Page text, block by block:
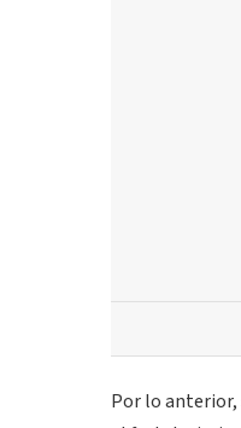
Por lo anterior,